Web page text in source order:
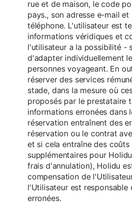
rue et de maison, le code
pays., son adresse e-mail
téléphone. L'utilisateur est
informations véridiques et
l'utilisateur a la possibilité -
d'adapter individuellement
personnes voyageant. En
réserver des services
stade, dans la mesure où
proposés par le prestataire
informations erronées dans
réservation entraînent des
réservation ou le contrat
et si cela entraîne des coûts
supplémentaires pour
frais d'annulation), Holidu
compensation de
l'Utilisateur est responsable
erronées.